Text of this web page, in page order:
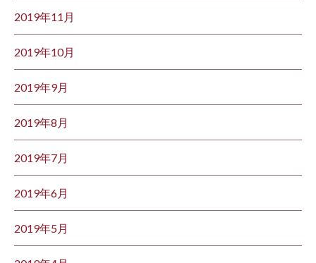
2019年11月
2019年10月
2019年9月
2019年8月
2019年7月
2019年6月
2019年5月